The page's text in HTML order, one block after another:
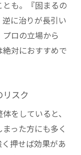
質とは
ート体制
質です
症の見極め
法の実際
せない工夫
が鍵
も。『固まるの
に治りが長引い
ロの立場から
対におすすめで
リスク
をしていると、
った方にも多く
押せば効果があ